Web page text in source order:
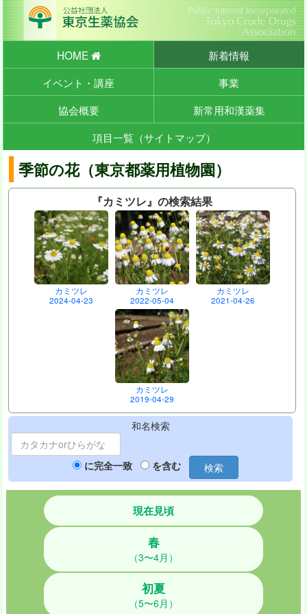
HOME
新着情報
イベント・講座
事業
協会概要
新常用和漢薬集
項目一覧（サイトマップ）
季節の花（東京都薬用植物園）
『カミツレ』の検索結果
カミツレ
2024-04-23
カミツレ
2022-05-04
カミツレ
2021-04-26
カミツレ
2019-04-29
和名検索
に完全一致 を含む 検索
現在見頃
春
（3〜4月）
初夏
（5〜6月）